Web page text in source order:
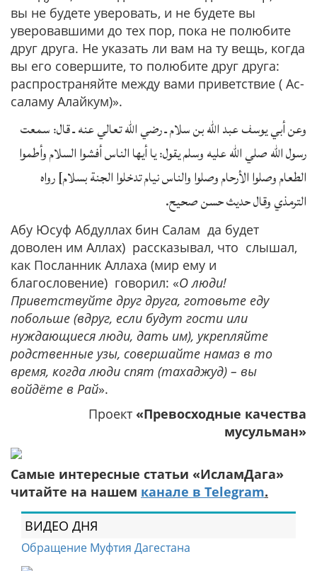
вы не будете уверовать, и не будете вы
уверовавшими до тех пор, пока не полюбите
друг друга. Не указать ли вам на ту вещь, когда
вы его совершите, то полюбите друг друга:
распространяйте между вами приветствие ( Ас-
саламу Алайкум)».
وعن أبي يوسف عبد الله بن سلام ـ رضي الله تعالي عنه ـ قال: سمعت
رسول الله صلي الله عليه وسلم يقول: يا أيها الناس أفشوا السلام وأطموا
الطعام وصلوا الأرحام وصلوا والناس نيام تدخلوا الجنة بسلام] رواه
الترمذي وقال حديث حسن صحيح.
Абу Юсуф Абдуллах бин Салам да будет
доволен им Аллах) рассказывал, что слышал,
как Посланник Аллаха (мир ему и
благословение) говорил: «О люди!
Приветствуйте друг друга, готовьте еду
побольше (вдруг, если будут гости или
нуждающиеся люди, дать им), укрепляйте
родственные узы, совершайте намаз в то
время, когда люди спят (тахаджуд) – вы
войдёте в Рай».
Проект «Превосходные качества
мусульман»
Самые интересные статьи «ИсламДага»
читайте на нашем канале в Telegram.
ВИДЕО ДНЯ
Обращение Муфтия Дагестана